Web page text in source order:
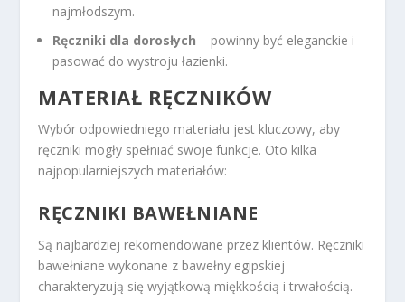
najmłodszym.
Ręczniki dla dorosłych – powinny być eleganckie i
pasować do wystroju łazienki.
MATERIAŁ RĘCZNIKÓW
Wybór odpowiedniego materiału jest kluczowy, aby
ręczniki mogły spełniać swoje funkcje. Oto kilka
najpopularniejszych materiałów:
RĘCZNIKI BAWEŁNIANE
Są najbardziej rekomendowane przez klientów. Ręczniki
bawełniane wykonane z bawełny egipskiej
charakteryzują się wyjątkową miękkością i trwałością.